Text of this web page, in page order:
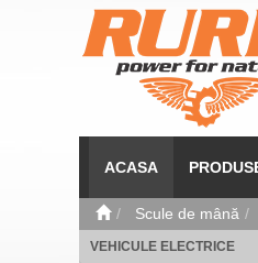
ACASA
Scule de mână
VEHICULE ELECTRICE